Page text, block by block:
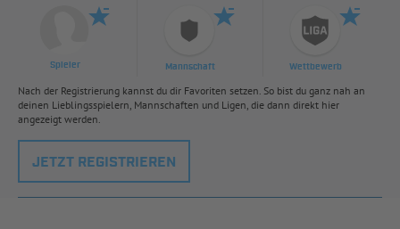
Spieler Mannschaft Wettbewerb
Nach der Registrierung kannst du dir Favoriten setzen. So bist du ganz nah an
deinen Lieblingsspielern, Mannschaften und Ligen, die dann direkt hier
angezeigt werden.
JETZT REGISTRIEREN